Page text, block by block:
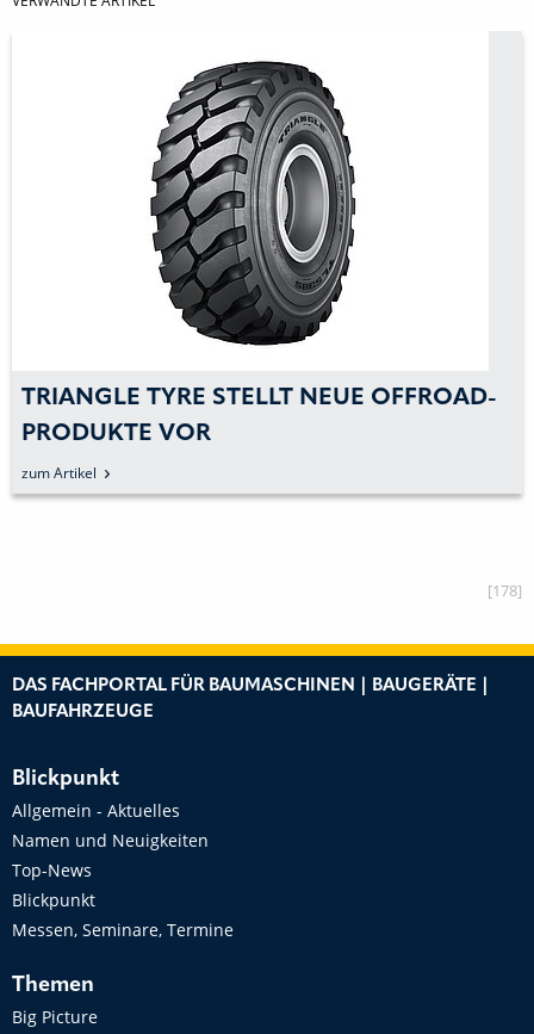
TRIANGLE TYRE STELLT NEUE OFFROAD-
PRODUKTE VOR
zum Artikel
[178]
DAS FACHPORTAL FÜR BAUMASCHINEN | BAUGERÄTE |
BAUFAHRZEUGE
Blickpunkt
Allgemein - Aktuelles
Namen und Neuigkeiten
Top-News
Blickpunkt
Messen, Seminare, Termine
Themen
Big Picture